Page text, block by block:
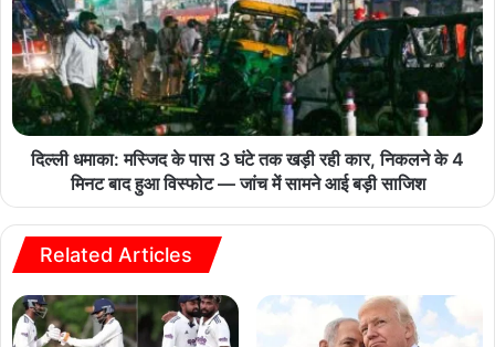
दिल्ली धमाका: मस्जिद के पास 3 घंटे तक खड़ी रही कार, निकलने के 4
मिनट बाद हुआ विस्फोट — जांच में सामने आई बड़ी साजिश
Related Articles